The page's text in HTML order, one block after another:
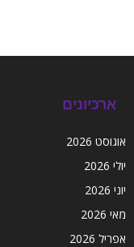
ארכיונים
אוגוסט 2026
יולי 2026
יוני 2026
מאי 2026
אפריל 2026